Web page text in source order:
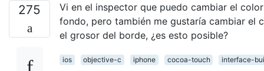
275
Vi en el inspector que puedo cambiar el
fondo, pero también me gustaría cambiar el
el grosor del borde, ¿es esto posible?
ios objective-c iphone cocoa-touch interface-